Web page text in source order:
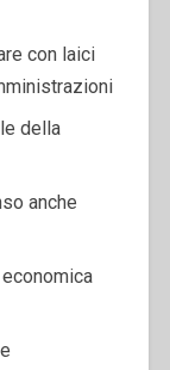
con laici
della
anche